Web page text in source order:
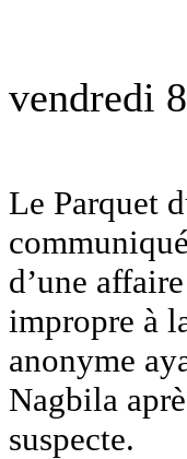
vendredi
Le Parquet
d’une
impropre à
anonyme
Nagbila
suspecte.